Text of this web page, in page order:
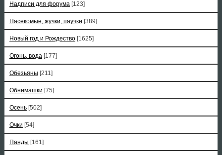
Надписи для форума [123]
Насекомые, жучки, паучки [389]
Новый год и Рождество [1625]
Огонь, вода [177]
Обезьяны [211]
Обнимашки [75]
Осень [502]
Очки [54]
Панды [161]